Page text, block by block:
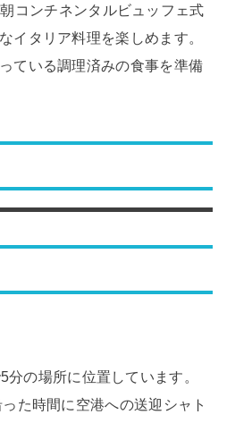
コンチネンタルビュッフェ式
イタリア料理を楽しめます。
ている調理済みの食事を準備
の場所に位置しています。
た時間に空港への送迎シャト